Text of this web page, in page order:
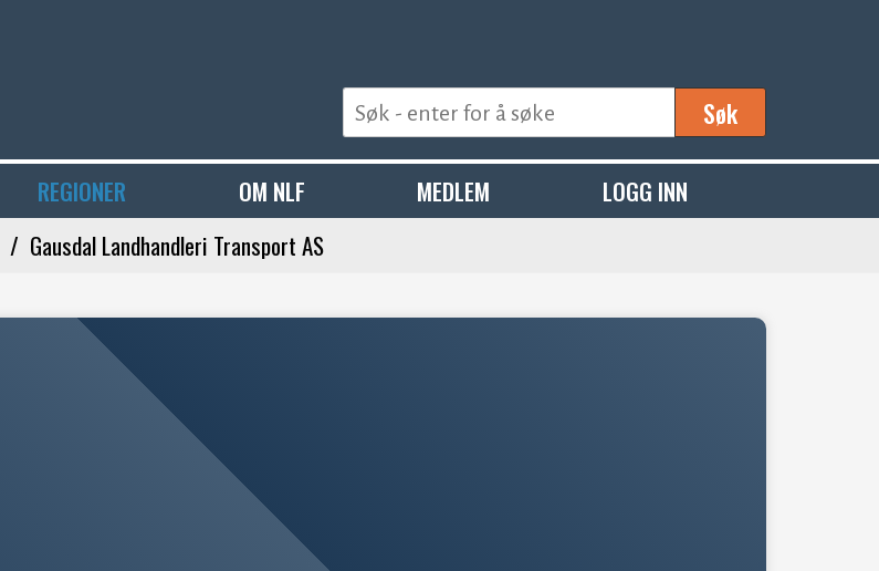
Søk
REGIONER OM NLF MEDLEM
LOGG INN
Gausdal Landhandleri Transport AS